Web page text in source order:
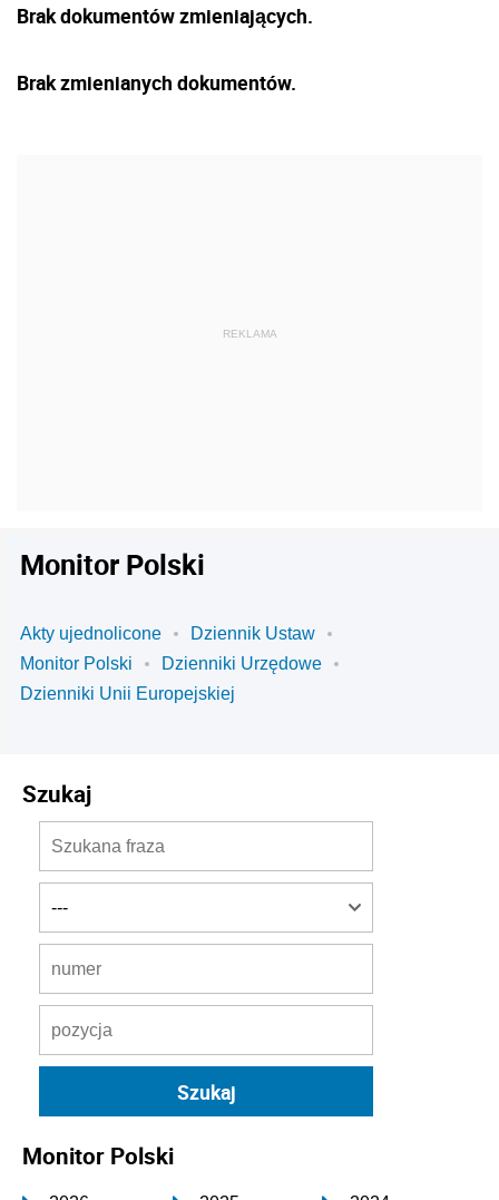
Brak dokumentów zmieniających.
Brak zmienianych dokumentów.
Monitor Polski
Akty ujednolicone
Dziennik Ustaw
Monitor Polski
Dzienniki Urzędowe
Dzienniki Unii Europejskiej
Szukaj
Monitor Polski